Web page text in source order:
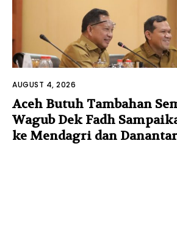
AUGUST 4, 2026
Aceh Butuh Tambahan
Wagub Dek Fadh
ke Mendagri dan